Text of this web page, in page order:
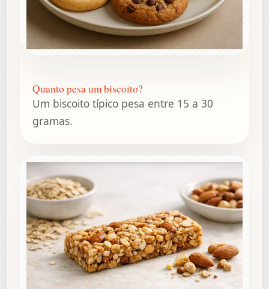
Quanto pesa um biscoito?
Um biscoito típico pesa entre 15 a 30
gramas.